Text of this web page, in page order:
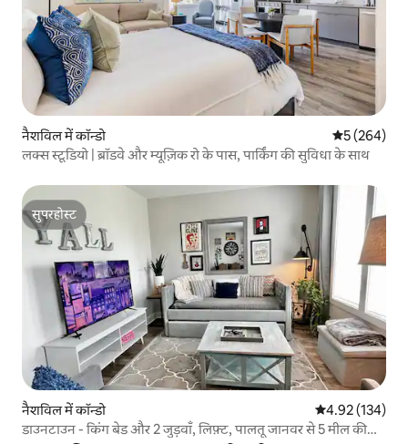
नैशविल में कॉन्डो औसत रेटिंग 5
5 (264)
लक्स स्टूडियो | ब्रॉडवे और म्यूज़िक रो के पास, पार्किंग की सुविधा के साथ
सुपरहोस्ट
सुपरहोस्ट
नैशविल में कॉन्डो औसत रेटिंग 5 में से
4.92 (134)
डाउनटाउन - किंग बेड और 2 जुड़वाँ, लिफ़्ट, पालतू जानवर से 5 मील की